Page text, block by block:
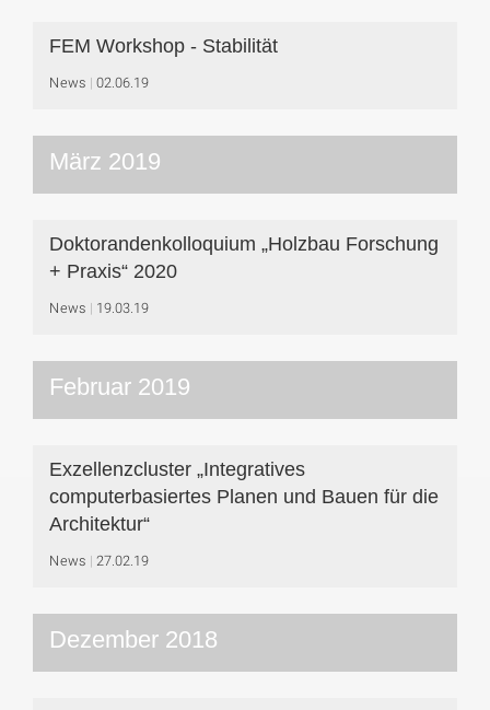
FEM Workshop - Stabilität
News 02.06.19
März 2019
Doktorandenkolloquium „Holzbau Forschung
+ Praxis“ 2020
News 19.03.19
Februar 2019
Exzellenzcluster „Integratives
computerbasiertes Planen und Bauen für die
Architektur“
News 27.02.19
Dezember 2018